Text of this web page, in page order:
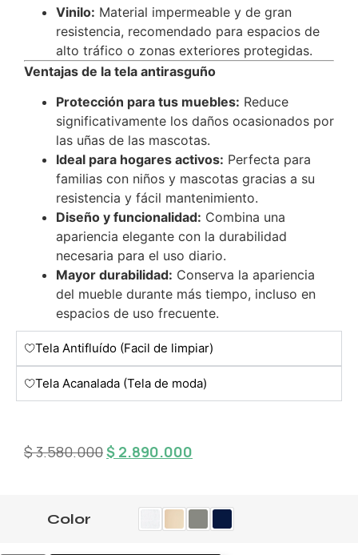
Vinilo: Material impermeable y de gran
resistencia, recomendado para espacios de
alto tráfico o zonas exteriores protegidas.
Ventajas de la tela antirasguño
Protección para tus muebles: Reduce
significativamente los daños ocasionados por
las uñas de las mascotas.
Ideal para hogares activos: Perfecta para
familias con niños y mascotas gracias a su
resistencia y fácil mantenimiento.
Diseño y funcionalidad: Combina una
apariencia elegante con la durabilidad
necesaria para el uso diario.
Mayor durabilidad: Conserva la apariencia
del mueble durante más tiempo, incluso en
espacios de uso frecuente.
Tela Antifluído (Facil de limpiar)
Tela Acanalada (Tela de moda)
$3.580.000$ 2.890.000
Color